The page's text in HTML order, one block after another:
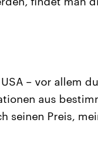
– vor allem
aus
seinen Preis,